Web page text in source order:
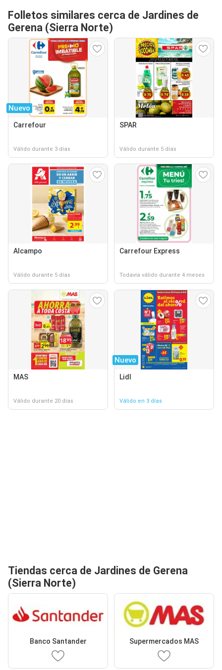
Folletos similares cerca de Jardines de
Gerena (Sierra Norte)
Nuevo
Carrefour
Válido durante 3 días
SPAR
Válido durante 5 días
Alcampo
Válido durante 5 días
Carrefour Express
Todavía válido durante 4 meses
MAS
Válido durante 20 días
Nuevo
Lidl
Válido en 3 días
Tiendas cerca de Jardines de Gerena
(Sierra Norte)
Banco Santander Supermercados MAS